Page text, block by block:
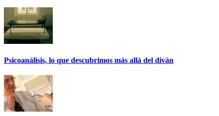
Psicoanálisis, lo que descubrimos más allá del diván